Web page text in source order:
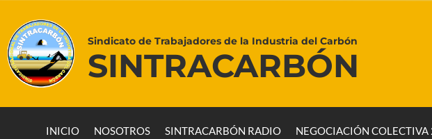
Sindicato de Trabajadores de la Industria del Carbón
SINTRACARBÓN
INICIO NOSOTROS SINTRACARBÓN RADIO NEGOCIACIÓN